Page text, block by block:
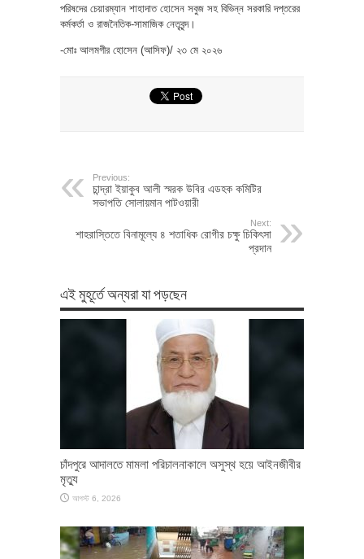
পরিষদের চেয়ারম্যান শাহাদাত হোসেন সবুজ সহ বিভিন্ন সরকারি দপ্তরের
কর্মকর্তা ও রাজনৈতিক-সামাজিক নেতৃবৃন্দ।
-​মোঃ আলমগীর হোসেন (আসিফ)/ ২৩ মে ২০২৬
Previous:
চান্দ্রা ইয়াকুব আলী স্মরক উবির এডহক কমিটির
সভাপতি সোলায়মান পাটওয়ারী
Next:
শাহরাস্তিতে বিনামূল্যে ৪ শতাধিক রোগীর চক্ষু চিকিৎসা
প্রদান
এই মুহূর্তে অন্যরা যা পড়ছেন
চাঁদপুরে আদালতে মামলা পরিচালনাকালে অসুস্থ হয়ে আইনজীবীর
মৃত্যু
আগস্ট 6, 2026